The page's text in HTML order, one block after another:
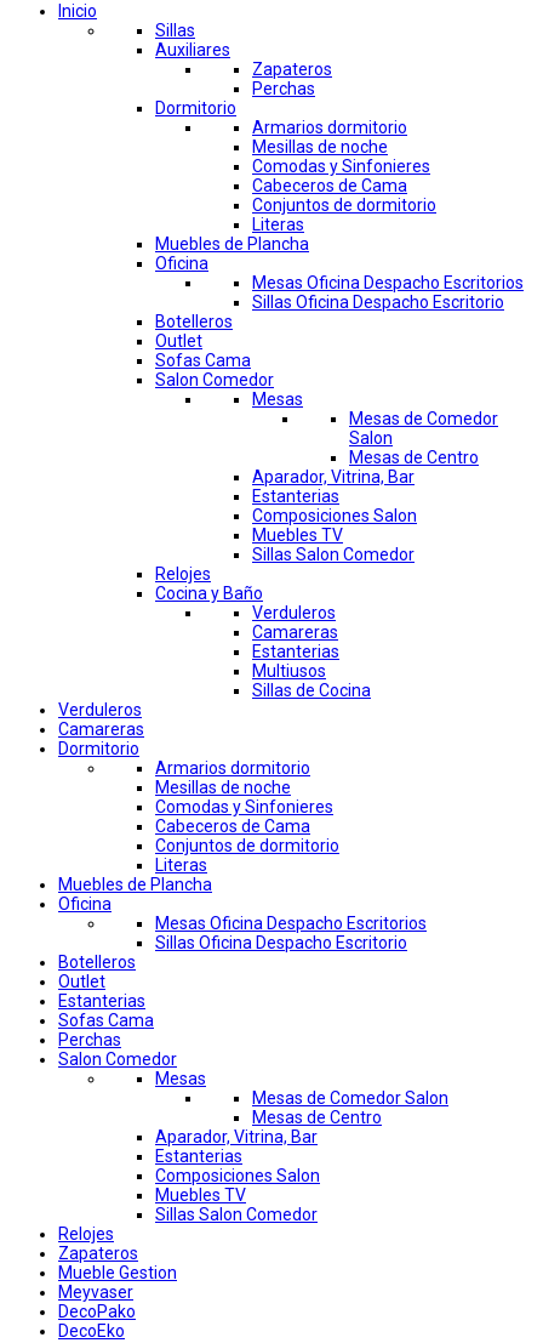
Inicio
Sillas
Auxiliares
Zapateros
Perchas
Dormitorio
Armarios dormitorio
Mesillas de noche
Comodas y Sinfonieres
Cabeceros de Cama
Conjuntos de dormitorio
Literas
Muebles de Plancha
Oficina
Mesas Oficina Despacho Escritorios
Sillas Oficina Despacho Escritorio
Botelleros
Outlet
Sofas Cama
Salon Comedor
Mesas
Mesas de Comedor
Salon
Mesas de Centro
Aparador, Vitrina, Bar
Estanterias
Composiciones Salon
Muebles TV
Sillas Salon Comedor
Relojes
Cocina y Baño
Verduleros
Camareras
Estanterias
Multiusos
Sillas de Cocina
Verduleros
Camareras
Dormitorio
Armarios dormitorio
Mesillas de noche
Comodas y Sinfonieres
Cabeceros de Cama
Conjuntos de dormitorio
Literas
Muebles de Plancha
Oficina
Mesas Oficina Despacho Escritorios
Sillas Oficina Despacho Escritorio
Botelleros
Outlet
Estanterias
Sofas Cama
Perchas
Salon Comedor
Mesas
Mesas de Comedor Salon
Mesas de Centro
Aparador, Vitrina, Bar
Estanterias
Composiciones Salon
Muebles TV
Sillas Salon Comedor
Relojes
Zapateros
Mueble Gestion
Meyvaser
DecoPako
DecoEko